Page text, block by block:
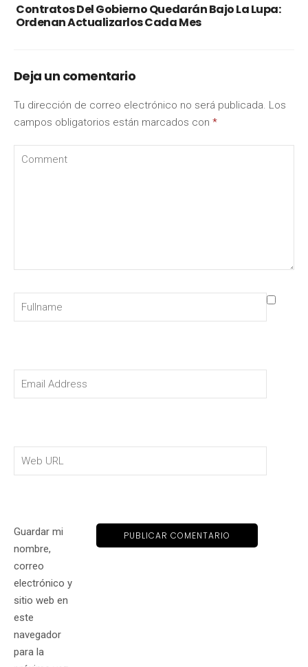
Contratos Del Gobierno Quedarán Bajo La Lupa:
Ordenan Actualizarlos Cada Mes
Deja un comentario
Tu dirección de correo electrónico no será publicada. Los
campos obligatorios están marcados con *
Guardar mi
nombre,
correo
electrónico y
sitio web en
este
navegador
para la